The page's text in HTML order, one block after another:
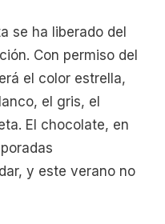
se ha liberado del
Con permiso del
el color estrella,
el gris, el
El chocolate, en
y este verano no